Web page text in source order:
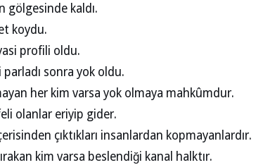
gölgesinde kaldı.
koydu.
profili oldu.
sonra yok oldu.
her kim varsa yok olmaya mahkûmdur.
olanlar eriyip gider.
çıktıkları insanlardan kopmayanlardır.
kim varsa beslendiği kanal halktır.